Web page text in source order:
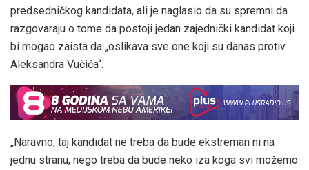
predsedničkog kandidata, ali je naglasio da su spremni da
razgovaraju o tome da postoji jedan zajednički kandidat koji
bi mogao zaista da „oslikava sve one koji su danas protiv
Aleksandra Vučića“.
„Naravno, taj kandidat ne treba da bude ekstreman ni na
jednu stranu, nego treba da bude neko iza koga svi možemo